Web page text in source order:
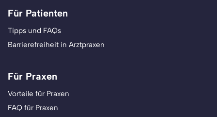
Für Patienten
Tipps und FAQs
Barrierefreiheit in Arztpraxen
Für Praxen
Vorteile für Praxen
FAQ für Praxen